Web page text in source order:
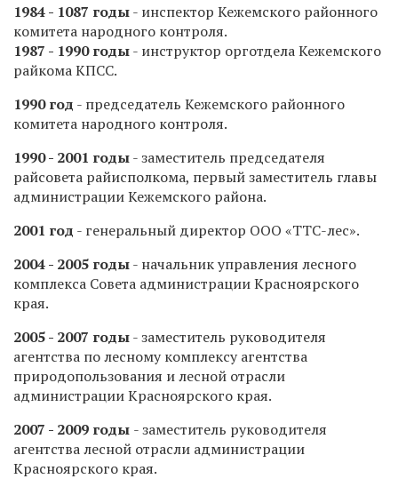
1984 - 1087 годы- инспектор Кежемского районного
комитета народного контроля.
1987 - 1990 годы- инструктор орготдела Кежемского
райкома КПСС.
1990 год - председатель Кежемского районного
комитета народного контроля.
1990 - 2001 годы- заместитель председателя
райсовета райисполкома, первый заместитель главы
администрации Кежемского района.
2001 год - генеральный директор ООО «ТТС-лес».
2004 - 2005 годы- начальник управления лесного
комплекса Совета администрации Красноярского
края.
2005 - 2007 годы- заместитель руководителя
агентства по лесному комплексу агентства
природопользования и лесной отрасли
администрации Красноярского края.
2007 - 2009 годы - заместитель руководителя
агентства лесной отрасли администрации
Красноярского края.